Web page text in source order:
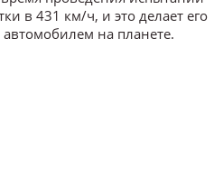
в 431 км/ч, и это делает его
на планете.